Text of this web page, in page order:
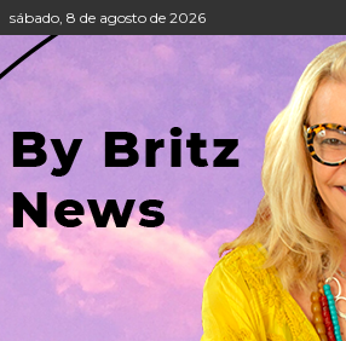
sábado, 8 de agosto de 2026